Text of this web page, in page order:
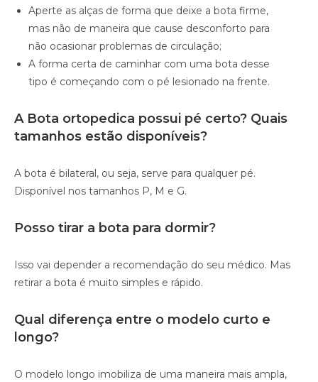
Aperte as alças de forma que deixe a bota firme,
mas não de maneira que cause desconforto para
não ocasionar problemas de circulação;
A forma certa de caminhar com uma bota desse
tipo é começando com o pé lesionado na frente.
A Bota ortopedica possui pé certo? Quais
tamanhos estão disponíveis?
A bota é bilateral, ou seja, serve para qualquer pé.
Disponível nos tamanhos P, M e G.
Posso tirar a bota para dormir?
Isso vai depender a recomendação do seu médico. Mas
retirar a bota é muito simples e rápido.
Qual diferença entre o modelo curto e
longo?
O modelo longo imobiliza de uma maneira mais ampla,